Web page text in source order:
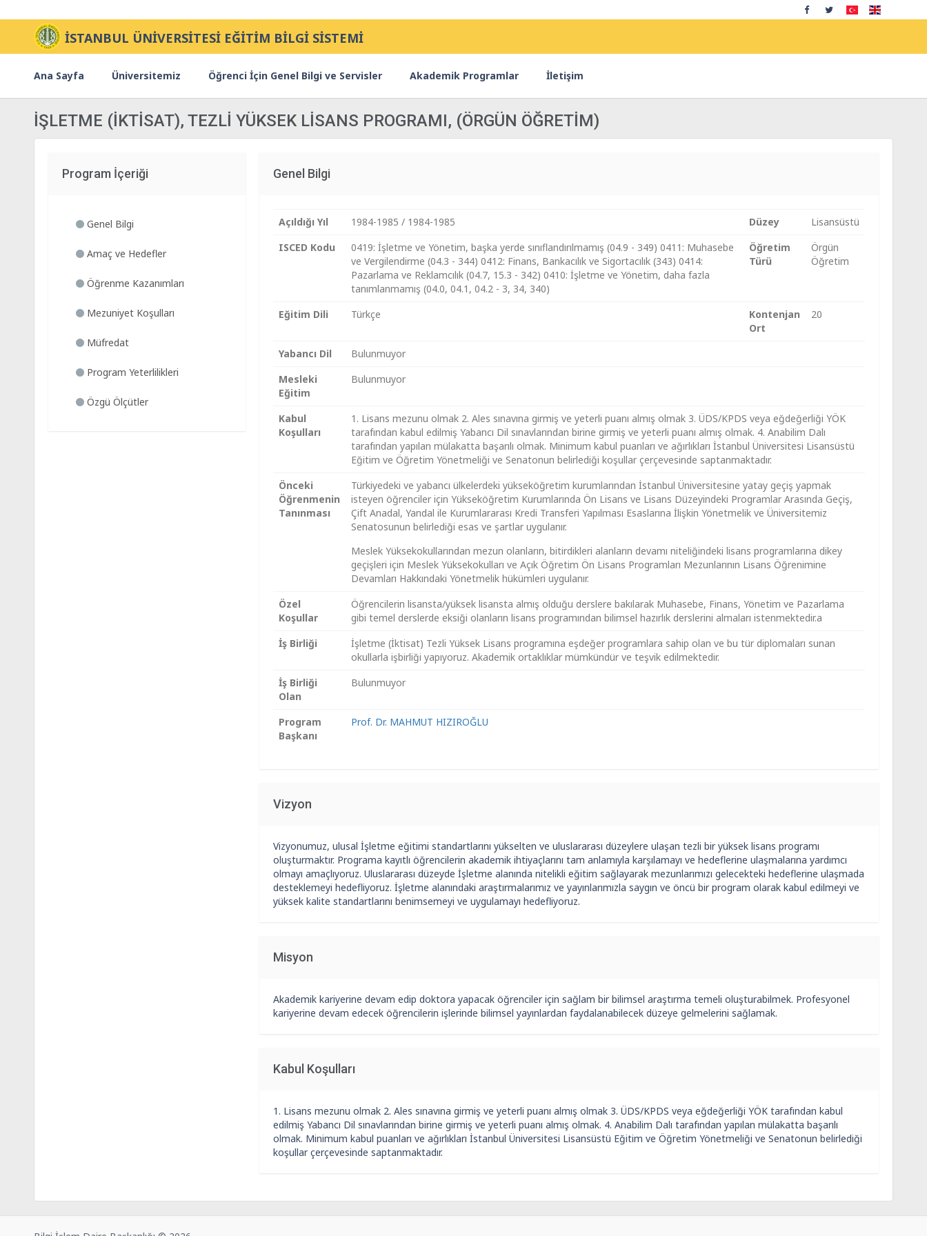
İSTANBUL ÜNİVERSİTESİ EĞİTİM BİLGİ SİSTEMİ
Ana Sayfa Üniversitemiz Öğrenci İçin Genel Bilgi ve Servisler Akademik Programlar İletişim
İŞLETME (İKTİSAT), TEZLİ YÜKSEK LİSANS PROGRAMI, (ÖRGÜN ÖĞRETİM)
Program İçeriği
Genel Bilgi
Amaç ve Hedefler
Öğrenme Kazanımları
Mezuniyet Koşulları
Müfredat
Program Yeterlilikleri
Özgü Ölçütler
Genel Bilgi
Açıldığı Yıl 1984-1985 / 1984-1985 Düzey
Lisansüstü
ISCED Kodu
0419: İşletme ve Yönetim, başka yerde sınıflandırılmamış (04.9 - 349) 0411: Muhasebe
ve Vergilendirme (04.3 - 344) 0412: Finans, Bankacılık ve Sigortacılık (343) 0414:
Pazarlama ve Reklamcılık (04.7, 15.3 - 342) 0410: İşletme ve Yönetim, daha fazla
tanımlanmamış (04.0, 04.1, 04.2 - 3, 34, 340)
Öğretim
Türü
Örgün
Öğretim
Eğitim Dili Türkçe
Kontenjan
Ort
20
Yabancı Dil
Bulunmuyor
Mesleki
Eğitim
Bulunmuyor
Kabul
Koşulları
1. Lisans mezunu olmak 2. Ales sınavına girmiş ve yeterli puanı almış olmak 3. ÜDS/KPDS veya eğdeğerliği YÖK
tarafından kabul edilmiş Yabancı Dil sınavlarından birine girmiş ve yeterli puanı almış olmak. 4. Anabilim Dalı
tarafından yapılan mülakatta başarılı olmak. Minimum kabul puanları ve ağırlıkları İstanbul Üniversitesi Lisansüstü
Eğitim ve Öğretim Yönetmeliği ve Senatonun belirlediği koşullar çerçevesinde saptanmaktadır.
Önceki
Öğrenmenin
Tanınması
Türkiyedeki ve yabancı ülkelerdeki yükseköğretim kurumlarından İstanbul Üniversitesine yatay geçiş yapmak
isteyen öğrenciler için Yükseköğretim Kurumlarında Ön Lisans ve Lisans Düzeyindeki Programlar Arasında Geçiş,
Çift Anadal, Yandal ile Kurumlararası Kredi Transferi Yapılması Esaslarına İlişkin Yönetmelik ve Üniversitemiz
Senatosunun belirlediği esas ve şartlar uygulanır.
Meslek Yüksekokullarından mezun olanların, bitirdikleri alanların devamı niteliğindeki lisans programlarına dikey
geçişleri için Meslek Yüksekokulları ve Açık Öğretim Ön Lisans Programları Mezunlarının Lisans Öğrenimine
Devamları Hakkındaki Yönetmelik hükümleri uygulanır.
Özel
Koşullar
Öğrencilerin lisansta/yüksek lisansta almış olduğu derslere bakılarak Muhasebe, Finans, Yönetim ve Pazarlama
gibi temel derslerde eksiği olanların lisans programından bilimsel hazırlık derslerini almaları istenmektedir.a
İş Birliği
İşletme (İktisat) Tezli Yüksek Lisans programına eşdeğer programlara sahip olan ve bu tür diplomaları sunan
okullarla işbirliği yapıyoruz. Akademik ortaklıklar mümkündür ve teşvik edilmektedir.
İş Birliği
Olan
Bulunmuyor
Program
Başkanı
Prof. Dr. MAHMUT HIZIROĞLU
Vizyon
Vizyonumuz, ulusal İşletme eğitimi standartlarını yükselten ve uluslararası düzeylere ulaşan tezli bir yüksek lisans programı
oluşturmaktır. Programa kayıtlı öğrencilerin akademik ihtiyaçlarını tam anlamıyla karşılamayı ve hedeflerine ulaşmalarına yardımcı
olmayı amaçlıyoruz. Uluslararası düzeyde İşletme alanında nitelikli eğitim sağlayarak mezunlarımızı gelecekteki hedeflerine ulaşmada
desteklemeyi hedefliyoruz. İşletme alanındaki araştırmalarımız ve yayınlarımızla saygın ve öncü bir program olarak kabul edilmeyi ve
yüksek kalite standartlarını benimsemeyi ve uygulamayı hedefliyoruz.
Misyon
Akademik kariyerine devam edip doktora yapacak öğrenciler için sağlam bir bilimsel araştırma temeli oluşturabilmek. Profesyonel
kariyerine devam edecek öğrencilerin işlerinde bilimsel yayınlardan faydalanabilecek düzeye gelmelerini sağlamak.
Kabul Koşulları
1. Lisans mezunu olmak 2. Ales sınavına girmiş ve yeterli puanı almış olmak 3. ÜDS/KPDS veya eğdeğerliği YÖK tarafından kabul
edilmiş Yabancı Dil sınavlarından birine girmiş ve yeterli puanı almış olmak. 4. Anabilim Dalı tarafından yapılan mülakatta başarılı
olmak. Minimum kabul puanları ve ağırlıkları İstanbul Üniversitesi Lisansüstü Eğitim ve Öğretim Yönetmeliği ve Senatonun belirlediği
koşullar çerçevesinde saptanmaktadır.